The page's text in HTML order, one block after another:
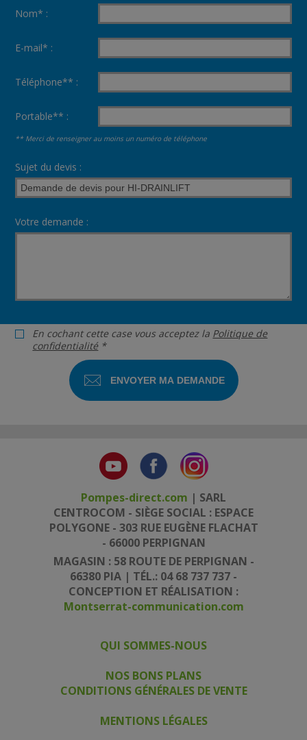
Nom* :
E-mail* :
Téléphone** :
Portable** :
** Merci de renseigner au moins un numéro de téléphone
Sujet du devis :
Votre demande :
En cochant cette case vous acceptez la Politique de
confidentialité*
Pompes-direct.com | SARL
CENTROCOM - SIÈGE SOCIAL : ESPACE
POLYGONE - 303 RUE EUGÈNE FLACHAT
- 66000 PERPIGNAN
MAGASIN : 58 ROUTE DE PERPIGNAN -
66380 PIA | TÉL.: 04 68 737 737 -
CONCEPTION ET RÉALISATION :
Montserrat-communication.com
QUI SOMMES-NOUS
NOS BONS PLANS
CONDITIONS GÉNÉRALES DE VENTE
MENTIONS LÉGALES